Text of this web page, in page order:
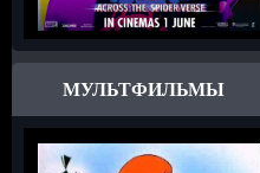
МУЛЬТФИЛЬМЫ